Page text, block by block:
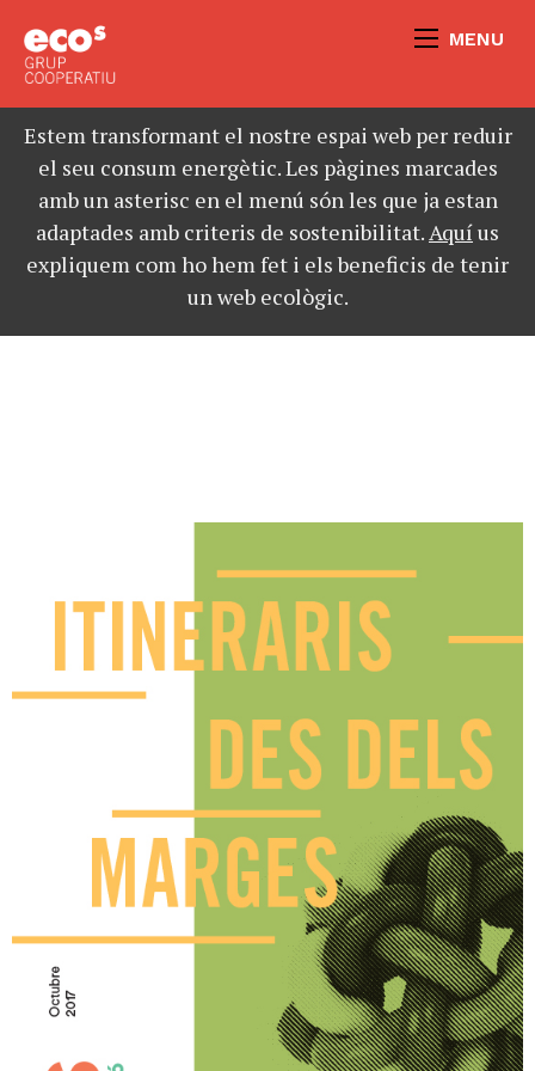
MENU
Estem transformant el nostre espai web per reduir
el seu consum energètic. Les pàgines marcades
amb un asterisc en el menú són les que ja estan
adaptades amb criteris de sostenibilitat.Aquíus
expliquem com ho hem fet i els beneficis de tenir
un web ecològic.